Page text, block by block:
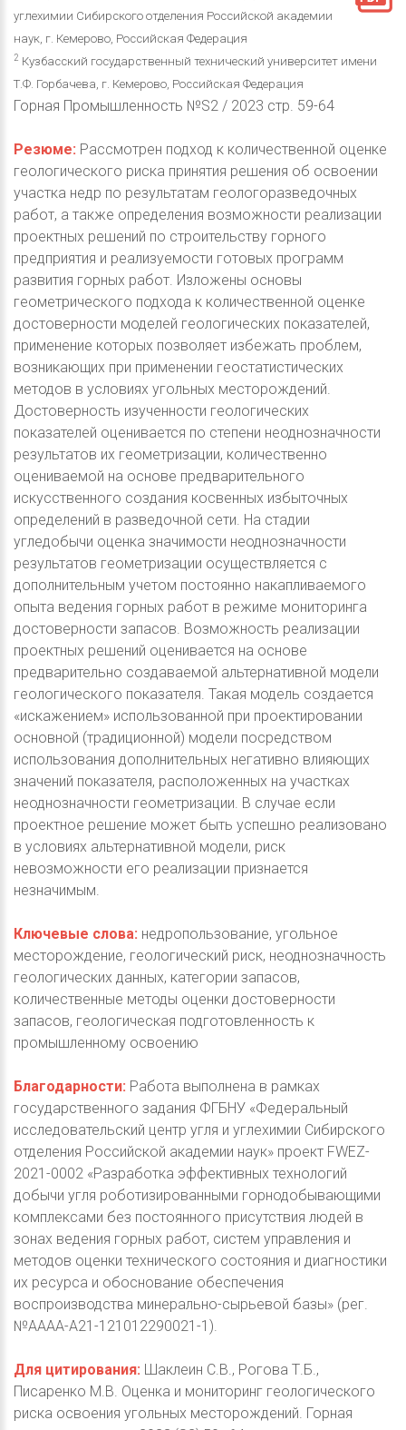
углехимии Сибирского отделения Российской академии
наук, г. Кемерово, Российская Федерация
2 Кузбасский государственный технический университет имени
Т.Ф. Горбачева, г. Кемерово, Российская Федерация
Горная Промышленность №S2 / 2023 стр. 59-64
Резюме: Рассмотрен подход к количественной оценке
геологического риска принятия решения об освоении
участка недр по результатам геологоразведочных
работ, а также определения возможности реализации
проектных решений по строительству горного
предприятия и реализуемости готовых программ
развития горных работ. Изложены основы
геометрического подхода к количественной оценке
достоверности моделей геологических показателей,
применение которых позволяет избежать проблем,
возникающих при применении геостатистических
методов в условиях угольных месторождений.
Достоверность изученности геологических
показателей оценивается по степени неоднозначности
результатов их геометризации, количественно
оцениваемой на основе предварительного
искусственного создания косвенных избыточных
определений в разведочной сети. На стадии
угледобычи оценка значимости неоднозначности
результатов геометризации осуществляется с
дополнительным учетом постоянно накапливаемого
опыта ведения горных работ в режиме мониторинга
достоверности запасов. Возможность реализации
проектных решений оценивается на основе
предварительно создаваемой альтернативной модели
геологического показателя. Такая модель создается
«искажением» использованной при проектировании
основной (традиционной) модели посредством
использования дополнительных негативно влияющих
значений показателя, расположенных на участках
неоднозначности геометризации. В случае если
проектное решение может быть успешно реализовано
в условиях альтернативной модели, риск
невозможности его реализации признается
незначимым.
Ключевые слова: недропользование, угольное
месторождение, геологический риск, неоднозначность
геологических данных, категории запасов,
количественные методы оценки достоверности
запасов, геологическая подготовленность к
промышленному освоению
Благодарности: Работа выполнена в рамках
государственного задания ФГБНУ «Федеральный
исследовательский центр угля и углехимии Сибирского
отделения Российской академии наук» проект FWEZ-
2021-0002 «Разработка эффективных технологий
добычи угля роботизированными горнодобывающими
комплексами без постоянного присутствия людей в
зонах ведения горных работ, систем управления и
методов оценки технического состояния и диагностики
их ресурса и обоснование обеспечения
воспроизводства минерально-сырьевой базы» (рег.
№АААА-А21-121012290021-1).
Для цитирования: Шаклеин С.В., Рогова Т.Б.,
Писаренко М.В. Оценка и мониторинг геологического
риска освоения угольных месторождений. Горная